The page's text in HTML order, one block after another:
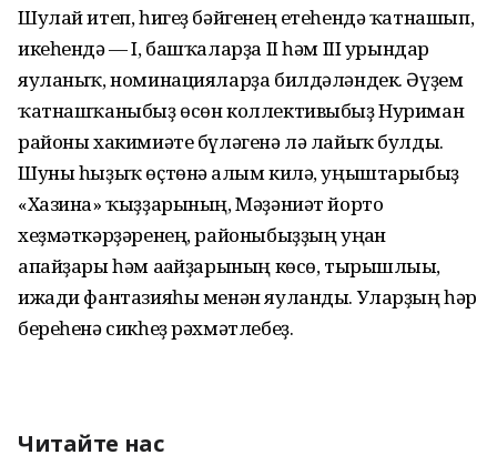
Шулай итеп, һигеҙ бәйгенең етеһендә ҡатнашып,
икеһендә — I, башҡаларҙа II һәм III урындар
яуланыҡ, номинацияларҙа билдәләндек. Әүҙем
ҡатнашҡаныбыҙ өсөн коллективыбыҙ Нуриман
районы хакимиәте бүләгенә лә лайыҡ булды.
Шуны һыҙыҡ өҫтөнә алғым килә, уңыштарыбыҙ
«Хазина» ҡыҙҙарының, Мәҙәниәт йорто
хеҙмәткәрҙәренең, районыбыҙҙың уңған
апайҙары һәм ағайҙарының көсө, тырышлығы,
ижади фантазияһы менән яуланды. Уларҙың һәр
береһенә сикһеҙ рәхмәтлебеҙ.
Читайте нас